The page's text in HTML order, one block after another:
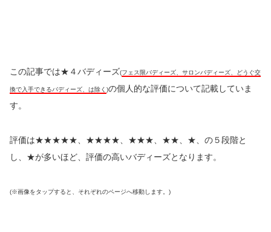
この記事では★４バディーズ(フェス限バディーズ、サロンバディーズ、どうぐ交
換で入手できるバディーズ、は除く )の個人的な評価について記載していま
す。
評価は★★★★★、★★★★、★★★、★★、★、の５段階と
し、★が多いほど、評価の高いバディーズとなります。
(※画像をタップすると、それぞれのページへ移動します。)